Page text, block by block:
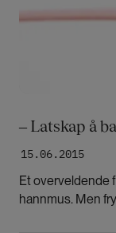
15.06.2015
‒ Latskap å
Et overveldende
hannmus. Men